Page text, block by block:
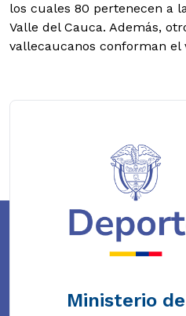
los cuales 80 pertenecen a
Valle del Cauca. Además,
vallecaucanos conforman
Ministerio